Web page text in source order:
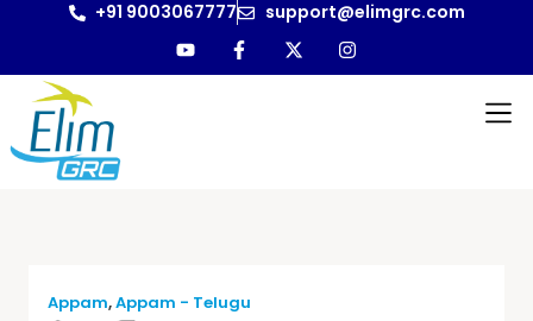
+91 9003067777 support@elimgrc.com
Appam,Appam - Telugu